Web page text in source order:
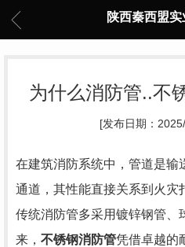
陕西秦西盟实
为什么消防管..不
[发布日期：
在建筑消防系统中，管道是输
通道，其性能直接关系到火灾
传统消防管多采用镀锌钢管、
来， 不锈钢消防管凭借卓越的